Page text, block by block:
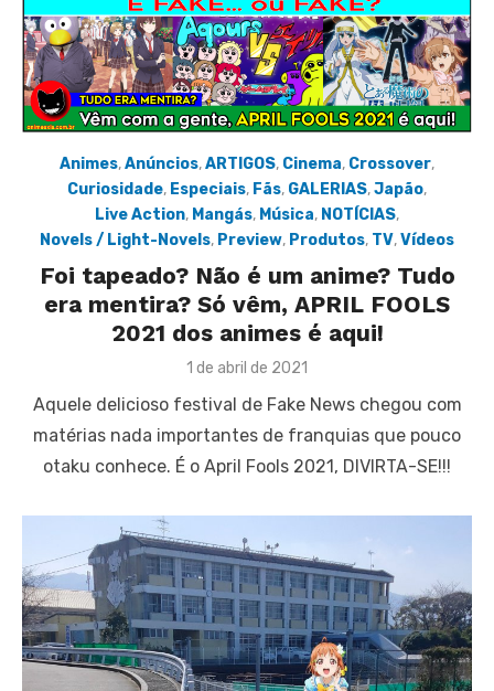
Animes,Anúncios,ARTIGOS, Cinema, Crossover,
Curiosidade, Especiais, Fãs, GALERIAS,Japão,
Live Action, Mangás, Música, NOTÍCIAS,
Novels / Light-Novels, Preview, Produtos, TV,Vídeos
Foi tapeado? Não é um anime? Tudo
era mentira? Só vêm, APRIL FOOLS
2021 dos animes é aqui!
Posted
1 de abril de 2021
Aquele delicioso festival de Fake News chegou com
matérias nada importantes de franquias que pouco
otaku conhece. É o April Fools 2021, DIVIRTA-SE!!!